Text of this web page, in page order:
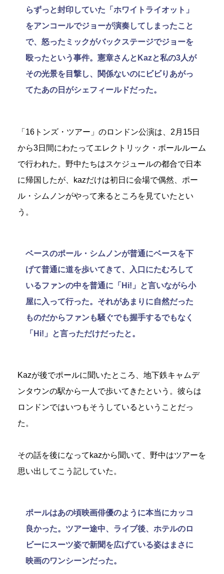
らずっと封印していた「ホワイトライオット」
をアンコールでジョーが演奏してしまったこと
で、怒ったミックがバックステージでジョーを
殴ったという事件。憲章さんとKazと私の3人が
その光景を目撃し、関係ないのにビビりあがっ
てたあの日がシェフィールドだった。
「16トンズ・ツアー」のロンドン公演は、2月15日
から3日間にわたってエレクトリック・ボールルーム
で行われた。野中たちはスケジュールの都合で日本
に帰国したが、kazだけは初日に会場で偶然、ポー
ル・シムノンがやって来るところを見ていたとい
う。
ベースのポール・シムノンが普通にベースを下
げて普通に道を歩いてきて、入口にたむろして
いるファンの中を普通に「Hi!」と言いながら小
屋に入って行った。それがあまりに自然だった
ものだからファンも騒ぐでも握手するでもなく
「Hi!」と言っただけだったと。
Kazが後でポールに聞いたところ、地下鉄キャムデ
ンタウンの駅から一人で歩いてきたという。彼らは
ロンドンではいつもそうしているということだっ
た。
その話を後になってkazから聞いて、野中はツアーを
思い出してこう記していた。
ポールはあの頃映画俳優のように本当にカッコ
良かった。ツアー途中、ライブ後、ホテルのロ
ビーにスーツ姿で新聞を広げている姿はまさに
映画のワンシーンだった。